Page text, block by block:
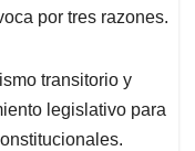
por tres razones.
transitorio y
legislativo para